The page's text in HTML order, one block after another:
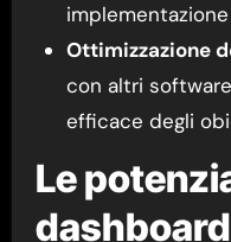
Ottimizzazione
con altri
efficace degli
Le